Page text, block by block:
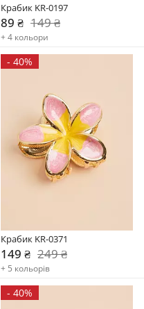
Крабик KR-0197
89 ₴ 149 ₴
+ 4 кольори
- 40%
Крабик KR-0371
149 ₴ 249 ₴
+ 5 кольорів
- 40%